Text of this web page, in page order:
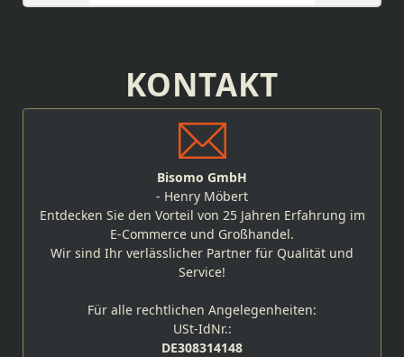
KONTAKT
Bisomo GmbH
- Henry Möbert
Entdecken Sie den Vorteil von 25 Jahren Erfahrung im
E-Commerce und Großhandel.
Wir sind Ihr verlässlicher Partner für Qualität und
Service!
Für alle rechtlichen Angelegenheiten:
USt-IdNr.:
DE308314148